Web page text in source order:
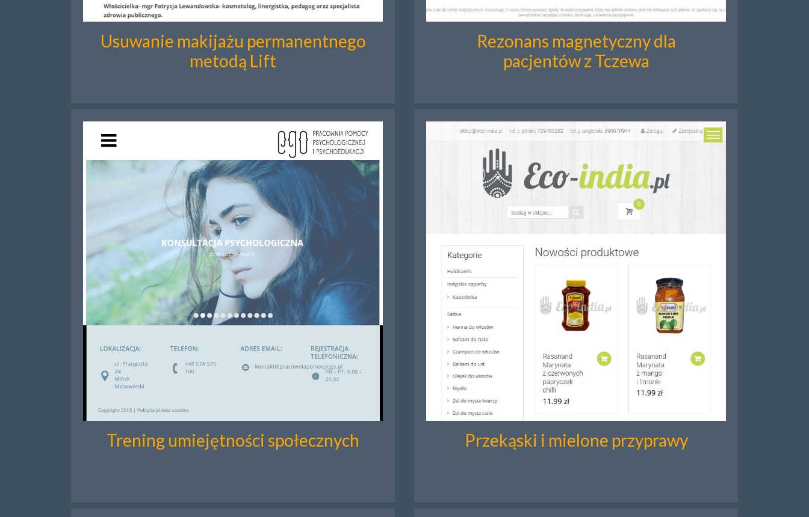
Usuwanie makijażu permanentnego
metodą Lift
Rezonans magnetyczny dla
pacjentów z Tczewa
Trening umiejętności społecznych Przekąski i mielone przyprawy